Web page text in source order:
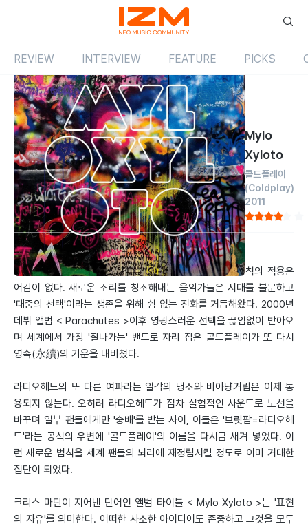
REVIEW INTERVIEW FEATURE PICKS
Review 앨범 해외
Mylo
Xyloto
콜드플레이
(Coldplay)
2011
by 신현태 2011.10.01
진화는 곧 생존이다. 음악이라는 무형의 '소리'에도 이 법칙의 적용은
어김이 없다. 새로운 소리를 창조해내는 음악가들은 시대를 불문하고
'대중의 선택'이라는 생존을 위해 쉼 없는 진화를 거듭해왔다. 2000년
데뷔 앨범 < Parachutes >이후 영광스러운 선택을 끊임없이 받아오
며 세계에서 가장 '잘나가는' 밴드로 자리 잡은 콜드플레이가 또 다시
영속(永續)의 기운을 내비쳤다.
라디오헤드의 또 다른 여파라는 일각의 냉소와 비아냥거림은 이제 통
용되지 않는다. 오히려 라디오헤드가 점차 실험적인 사운드로 노선을
바꾸며 일부 팬들에게만 '숭배'를 받는 사이, 이들은 '브릿팝=라디오헤
드'라는 공식의 우변에 '콜드플레이'의 이름을 다시금 새겨 넣었다. 이
런 새로운 법칙을 세계 팬들의 뇌리에 재정립시킬 정도로 이미 거대한
집단이 되었다.
크리스 마틴이 지어낸 단어인 앨범 타이틀 < Mylo Xyloto >는 '표현
의 자유'를 의미한다. 어떠한 사소한 아이디어도 존중하고 그것을 모두